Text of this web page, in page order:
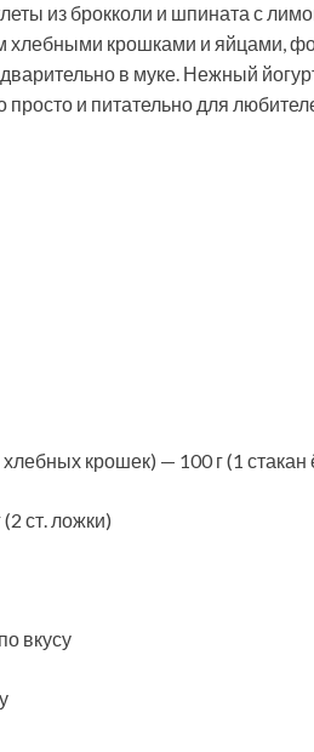
из брокколи и шпината с
крошками и яйцами,
в муке. Нежный
и питательно для
крошек) — 100 г (1
ст. ложки)
вкусу